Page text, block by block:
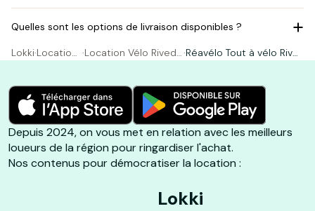
Quelles sont les options de livraison disponibles ?
Lokki·Location ·Location Vélo Rivedo·Réavélo Tout à vélo Rive
Depuis 2024, on vous met en relation avec les meilleurs
loueurs de la région pour ringardiser l'achat.
Nos contenus pour démocratiser la location :
Lokki